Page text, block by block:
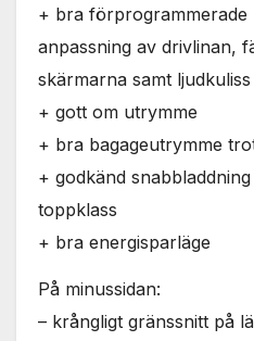
+ bra förprogrammerade
anpassning av drivlinan,
skärmarna samt ljudkuliss
+ gott om utrymme
+ bra bagageutrymme
+ godkänd
toppklass
+ bra energisparläge
På minussidan:
– krångligt gränssnitt på